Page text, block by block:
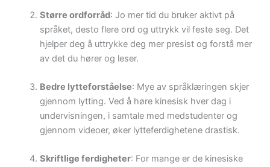
Større ordforråd: Jo mer tid du bruker aktivt på
språket, desto flere ord og uttrykk vil feste seg. Det
hjelper deg å uttrykke deg mer presist og forstå mer
av det du hører og leser.
Bedre lytteforståelse: Mye av språklæringen skjer
gjennom lytting. Ved å høre kinesisk hver dag i
undervisningen, i samtale med medstudenter og
gjennom videoer, øker lytteferdighetene drastisk.
Skriftlige ferdigheter: For mange er de kinesiske